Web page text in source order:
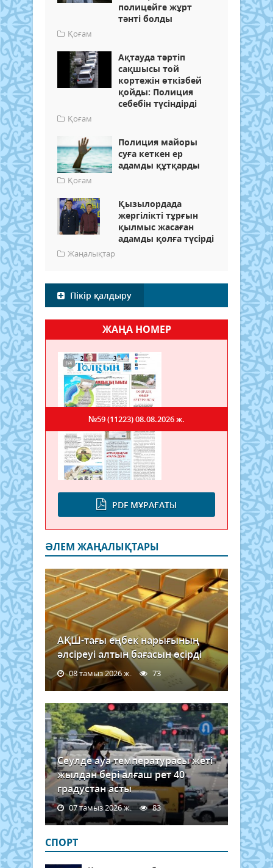
полицейге жұрт
тәнті болды
Қоғам
Ақтауда тәртіп
сақшысы той
кортежін өткізбей
қойды: Полиция
себебін түсіндірді
Қоғам
Полиция майоры
суға кеткен ер
адамды құтқарды
Қоғам
Қызылордада
жергілікті тұрғын
қылмыс жасаған
адамды қолға түсірді
Жаңалықтар
Пікір қалдыру
ЖАҢА НОМЕР
PDF МҰРАҒАТЫ
№59 (11223)08.08.2026 ж.
ӘЛЕМ ЖАҢАЛЫҚТАРЫ
АҚШ-тағы еңбек нарығының
әлсіреуі алтын бағасын өсірді
08 тамыз 2026 ж. 73
Сеулде ауа температурасы жеті
жылдан бері алғаш рет 40
градустан асты
07 тамыз 2026 ж. 83
СПОРТ